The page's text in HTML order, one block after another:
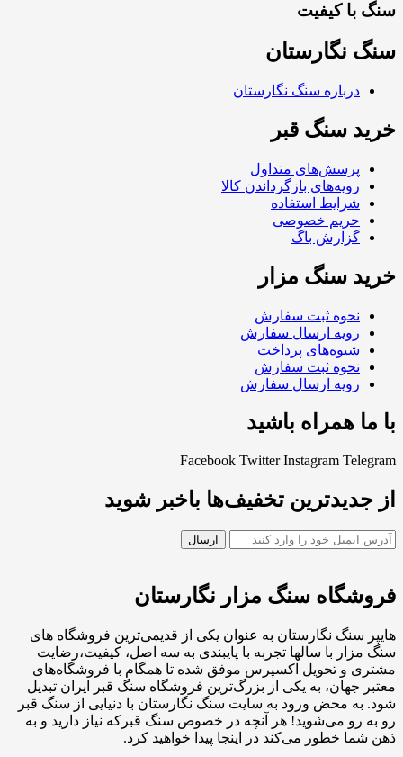
سنگ با کیفیت
سنگ نگارستان
درباره سنگ نگارستان
خرید سنگ قبر
پرسش‌های متداول
رویه‌های بازگرداندن کالا
شرایط استفاده
حریم خصوصی
گزارش باگ
خرید سنگ مزار
نحوه ثبت سفارش
رویه ارسال سفارش
شیوه‌های پرداخت
نحوه ثبت سفارش
رویه ارسال سفارش
با ما همراه باشید
Facebook Twitter Instagram Telegram
از جدیدترین تخفیف‌ها باخبر شوید
فروشگاه سنگ مزار نگارستان
هایپر سنگ نگارستان به عنوان یکی از قدیمی‌ترین فروشگاه های
سنگ مزار با سالها تجربه با پایبندی به سه اصل، کیفیت،رضایت
مشتری و تحویل اکسپرس موفق شده تا همگام با فروشگاه‌های
معتبر جهان، به یکی از بزرگ‌ترین فروشگاه سنگ قبر ایران تبدیل
شود. به محض ورود به سایت سنگ نگارستان با دنیایی از سنگ قبر
رو به رو می‌شوید! هر آنچه در خصوص سنگ قبرکه نیاز دارید و به
ذهن شما خطور می‌کند در اینجا پیدا خواهید کرد.